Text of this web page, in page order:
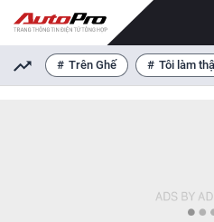
Trên Ghế Tôi làm